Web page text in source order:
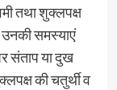
तथा शुक्लपक्ष
उनकी समस्याएं
संताप या दुख
की चतुर्थी व